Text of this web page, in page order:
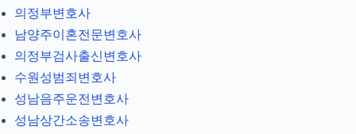
의정부변호사
남양주이혼전문변호사
의정부검사출신변호사
수원성범죄변호사
성남음주운전변호사
성남상간소송변호사